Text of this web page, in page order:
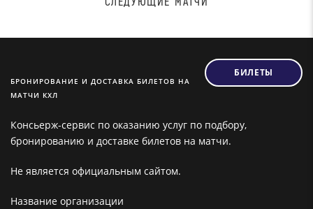
БРОНИРОВАНИЕ И ДОСТАВКА БИЛЕТОВ НА
МАТЧИ КХЛ
БИЛЕТЫ
Консьерж-сервис по оказанию услуг по подбору,
бронированию и доставке билетов на матчи.
Не является официальным сайтом.
Название организации